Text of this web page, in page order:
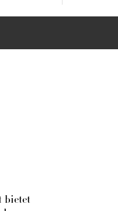
bietet